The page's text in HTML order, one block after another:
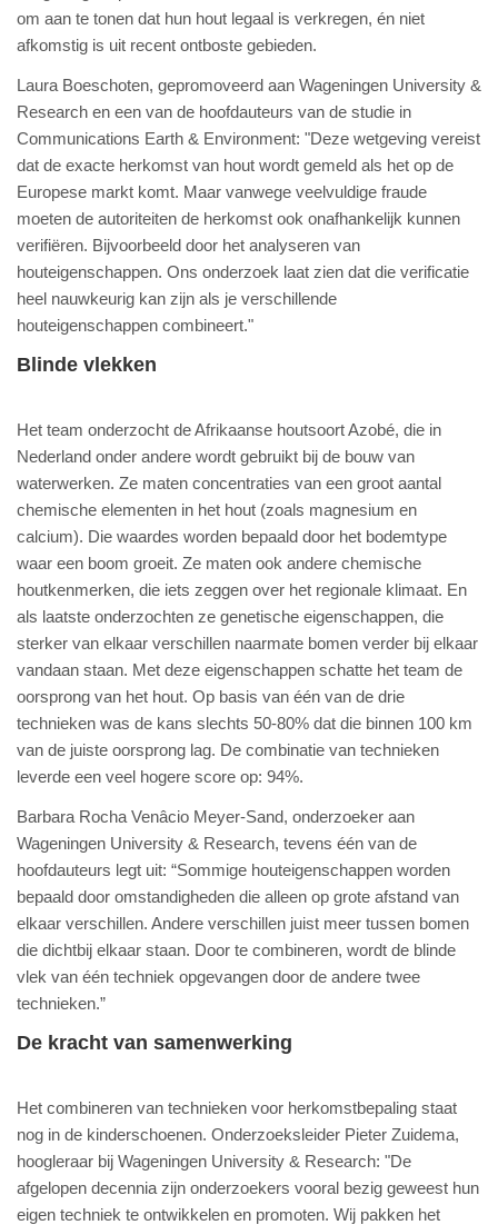
om aan te tonen dat hun hout legaal is verkregen, én niet
afkomstig is uit recent ontboste gebieden.
Laura Boeschoten, gepromoveerd aan Wageningen University &
Research en een van de hoofdauteurs van de studie in
Communications Earth & Environment: "Deze wetgeving vereist
dat de exacte herkomst van hout wordt gemeld als het op de
Europese markt komt. Maar vanwege veelvuldige fraude
moeten de autoriteiten de herkomst ook onafhankelijk kunnen
verifiëren. Bijvoorbeeld door het analyseren van
houteigenschappen. Ons onderzoek laat zien dat die verificatie
heel nauwkeurig kan zijn als je verschillende
houteigenschappen combineert."
Blinde vlekken
Het team onderzocht de Afrikaanse houtsoort Azobé, die in
Nederland onder andere wordt gebruikt bij de bouw van
waterwerken. Ze maten concentraties van een groot aantal
chemische elementen in het hout (zoals magnesium en
calcium). Die waardes worden bepaald door het bodemtype
waar een boom groeit. Ze maten ook andere chemische
houtkenmerken, die iets zeggen over het regionale klimaat. En
als laatste onderzochten ze genetische eigenschappen, die
sterker van elkaar verschillen naarmate bomen verder bij elkaar
vandaan staan. Met deze eigenschappen schatte het team de
oorsprong van het hout. Op basis van één van de drie
technieken was de kans slechts 50-80% dat die binnen 100 km
van de juiste oorsprong lag. De combinatie van technieken
leverde een veel hogere score op: 94%.
Barbara Rocha Venâcio Meyer-Sand, onderzoeker aan
Wageningen University & Research, tevens één van de
hoofdauteurs legt uit: “Sommige houteigenschappen worden
bepaald door omstandigheden die alleen op grote afstand van
elkaar verschillen. Andere verschillen juist meer tussen bomen
die dichtbij elkaar staan. Door te combineren, wordt de blinde
vlek van één techniek opgevangen door de andere twee
technieken.”
De kracht van samenwerking
Het combineren van technieken voor herkomstbepaling staat
nog in de kinderschoenen. Onderzoeksleider Pieter Zuidema,
hoogleraar bij Wageningen University & Research: "De
afgelopen decennia zijn onderzoekers vooral bezig geweest hun
eigen techniek te ontwikkelen en promoten. Wij pakken het